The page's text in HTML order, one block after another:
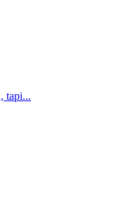
tapi...